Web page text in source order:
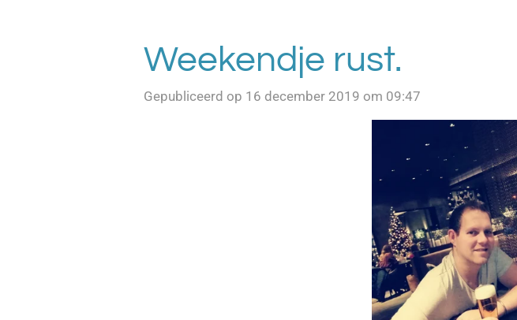
Weekendje rust.
Gepubliceerd op 16 december 2019 om 09:47